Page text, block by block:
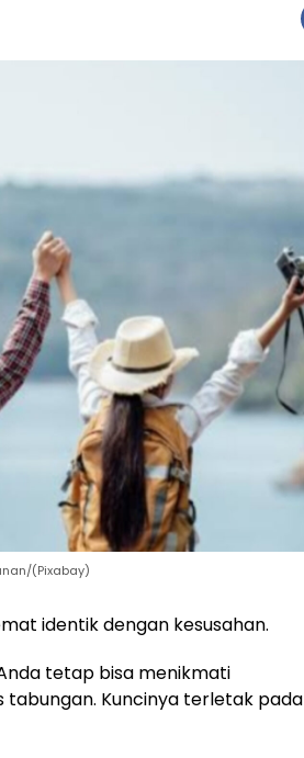
(Pixabay)
identik dengan kesusahan.
tetap bisa menikmati
Kuncinya terletak pada